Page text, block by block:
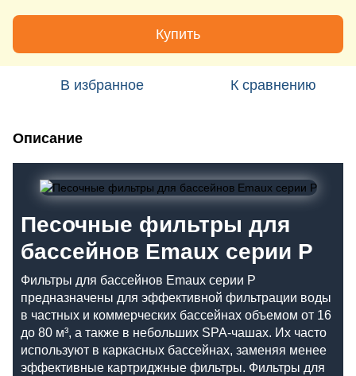
Купить
В избранное К сравнению
Описание
Песочные фильтры для
бассейнов Emaux серии P
Фильтры для бассейнов Emaux серии P
предназначены для эффективной фильтрации воды
в частных и коммерческих бассейнах объемом от 16
до 80 м³, а также в небольших SPA-чашах. Их часто
используют в каркасных бассейнах, заменяя менее
эффективные картриджные фильтры. Фильтры для